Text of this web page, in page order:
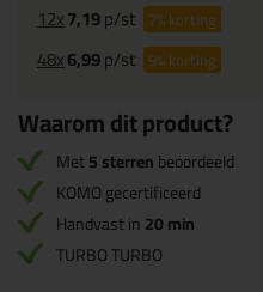
12x7,19p/st 7%korting
48x6,99p/st 9%korting
Waarom dit product?
Met5 sterrenbeoordeeld
KOMO gecertificeerd
Handvast in20 min
TURBO TURBO